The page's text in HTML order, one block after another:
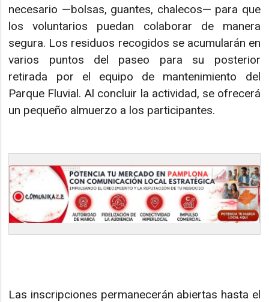
necesario —bolsas, guantes, chalecos— para que
los voluntarios puedan colaborar de manera
segura. Los residuos recogidos se acumularán en
varios puntos del paseo para su posterior
retirada por el equipo de mantenimiento del
Parque Fluvial. Al concluir la actividad, se ofrecerá
un pequeño almuerzo a los participantes.
Las inscripciones permanecerán abiertas hasta el